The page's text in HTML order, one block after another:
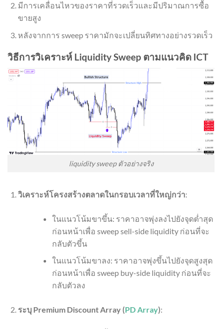
มีการเคลื่อนไหวของราคาที่รวดเร็วและมีปริมาณการซื้อ
ขายสูง
หลังจากการ sweep ราคามักจะเปลี่ยนทิศทางอย่างรวดเร็ว
วิธีการวิเคราะห์ Liquidity Sweep ตามแนวคิด ICT
liquidity sweep ตัวอย่างจริง
วิเคราะห์โครงสร้างตลาดในกรอบเวลาที่ใหญ่กว่า:
ในแนวโน้มขาขึ้น: ราคาอาจพุ่งลงไปยังจุดต่ำสุด
ก่อนหน้าเพื่อ sweep sell-side liquidity ก่อนที่จะ
กลับตัวขึ้น
ในแนวโน้มขาลง: ราคาอาจพุ่งขึ้นไปยังจุดสูงสุด
ก่อนหน้าเพื่อ sweep buy-side liquidity ก่อนที่จะ
กลับตัวลง
ระบุ Premium Discount Array (PD Array):